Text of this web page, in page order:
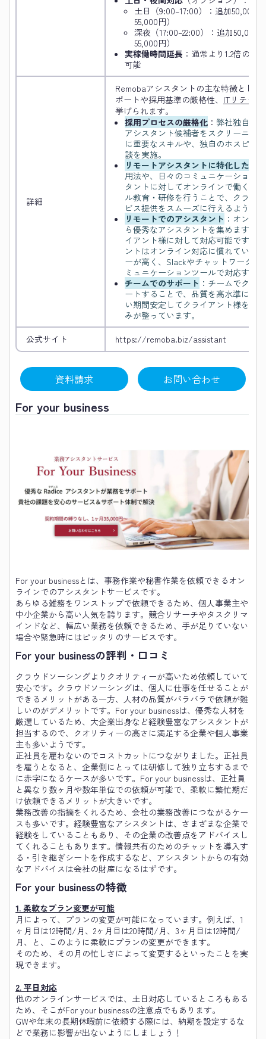
土日（9:00–17:00）：追加50,000
55,000円）
深夜（17:00–22:00）：追加50,000
55,000円）
実稼働時間延長 ：通常より1.2倍の割
可能
詳細
Remobaアシスタントの主な特徴として
ポートや採用基準の厳格性、 ITリテラ
挙げられます。
採用プロセスの厳格化 ： 弊社独自の
アシスタント候補者をスクリーニン
に重要なスキルや、独自のホスピタ
談を実施。
リモートアシスタントに特化した教育
用法や、日々のコミュニケーション
タントに対してオンラインで働くこ
ル教育・研修を行うことで、クライ
ビス提供をスムーズに行えるように
リモートでのアシスタント ：オンラ
ら優秀なアシスタントを集めます。
イアント様に対して対応可能です。
ントはオンライン対応に慣れている
ーが高く、Slackやチャットワークな
ミュニケーションツールで対応する
チームでのサポート ：チームでクラ
ートすることで、品質を高水準に保
い期間安定してクライアント様をサ
みが整っています。
公式サイト
https://remoba.biz/assistant
資料請求 お問い合わせ
For your business
For your businessとは、事務作業や秘書作業を依頼できるオン
ラインでのアシスタントサービスです。
あらゆる雑務をワンストップで依頼できるため、個人事業主や
中小企業から高い人気を誇ります。競合リサーチやタスクリマ
インドなど、幅広い業務を依頼できるため、手が足りていない
場合や緊急時にはピッタリのサービスです。
For your businessの評判・口コミ
クラウドソーシングよりクオリティーが高いため依頼していて
安心です。クラウドソーシングは、個人に仕事を任せることが
できるメリットがある一方、人材の品質がバラバラで依頼が難
しいのがデメリットです。For your businessは、優秀な人材を
厳選しているため、大企業出身など経験豊富なアシスタントが
担当するので、クオリティーの高さに満足する企業や個人事業
主も多いようです。
正社員を雇わないのでコストカットにつながりました。正社員
を雇うとなると、企業側にとっては研修して独り立ちするまで
に赤字になるケースが多いです。For your businessは、正社員
と異なり数ヶ月や数年単位での依頼が可能で、柔軟に繁忙期だ
け依頼できるメリットが大きいです。
業務改善の指摘をくれるため、会社の業務改善につながるケー
スも多いです。経験豊富なアシスタントは、さまざまな企業で
経験をしていることもあり、その企業の改善点をアドバイスし
てくれることもあります。情報共有のためのチャットを導入す
る・引き継ぎシートを作成するなど、アシスタントからの有効
なアドバイスは会社の財産になるはずです。
For your businessの特徴
1. 柔軟なプラン変更が可能
月によって、プランの変更が可能になっています。例えば、1
ヶ月目は12時間/月、2ヶ月目は20時間/月、3ヶ月目は12時間/
月、と、このように柔軟にプランの変更ができます。
そのため、その月の忙しさによって変更するといったことを実
現できます。
2. 平日対応
他のオンラインサービスでは、土日対応しているところもある
ため、そこがFor your businessの注意点でもあります。
GWや年末の長期休暇前に依頼する際には、納期を設定するな
どで業務に影響が出ないようにしましょう！